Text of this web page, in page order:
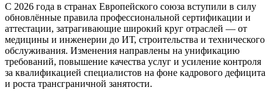
С 2026 года в странах Европейского союза вступили в силу
обновлённые правила профессиональной сертификации и
аттестации, затрагивающие широкий круг отраслей — от
медицины и инженерии до ИТ, строительства и технического
обслуживания. Изменения направлены на унификацию
требований, повышение качества услуг и усиление контроля
за квалификацией специалистов на фоне кадрового дефицита
и роста трансграничной занятости.